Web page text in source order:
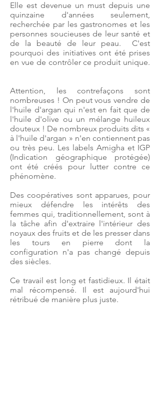
Elle est devenue un must depuis une
quinzaine d'années seulement,
recherchée par les gastronomes et les
personnes soucieuses de leur santé et
de la beauté de leur peau. C'est
pourquoi des initiatives ont été prises
en vue de contrôler ce produit unique.
Attention, les contrefaçons sont
nombreuses ! On peut vous vendre de
l'huile d'argan qui n'est en fait que de
l'huile d'olive ou un mélange huileux
douteux ! De nombreux produits dits «
à l'huile d'argan » n'en contiennent pas
ou très peu. Les labels Amigha et IGP
(Indication géographique protégée)
ont été créés pour lutter contre ce
phénomène.
Des coopératives sont apparues, pour
mieux défendre les intérêts des
femmes qui, traditionnellement, sont à
la tâche afin d'extraire l'intérieur des
noyaux des fruits et de les presser dans
les tours en pierre dont la
configuration n'a pas changé depuis
des siècles.
Ce travail est long et fastidieux. Il était
mal récompensé. Il est aujourd'hui
rétribué de manière plus juste.